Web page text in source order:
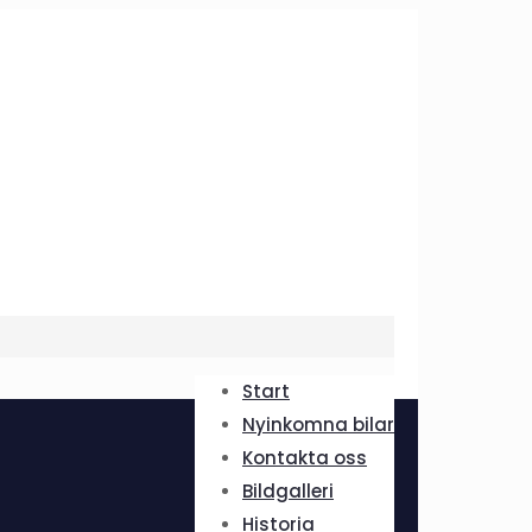
Start
Nyinkomna bilar
Kontakta oss
Bildgalleri
Historia